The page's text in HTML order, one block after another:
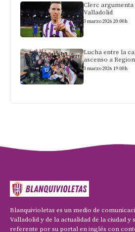
Clerc argumenta
Valladolid
3 marzo 2026 20:00h
Lucha entre la
ascenso a
3 marzo 2026 19:00h
Blanquivioletas es un medio de
Valladolid y de la actualidad de la ciudad y
referente por su portal en inglés con